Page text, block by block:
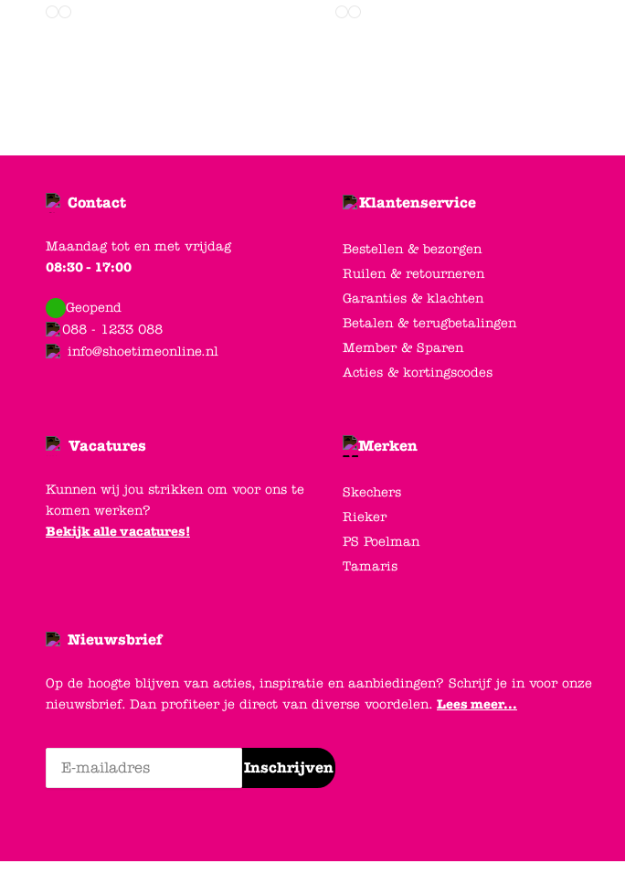
Contact
Maandag tot en met vrijdag
08:30 - 17:00
Geopend
088 - 1233 088
info@shoetimeonline.nl
Klantenservice
Bestellen & bezorgen
Ruilen & retourneren
Garanties & klachten
Betalen & terugbetalingen
Member & Sparen
Acties & kortingscodes
Vacatures
Kunnen wij jou strikken om voor ons te
komen werken?
Bekijk alle vacatures!
Merken
Skechers
Rieker
PS Poelman
Tamaris
Nieuwsbrief
Op de hoogte blijven van acties, inspiratie en aanbiedingen? Schrijf je in voor onze
nieuwsbrief. Dan profiteer je direct van diverse voordelen. Lees meer...
Inschrijven